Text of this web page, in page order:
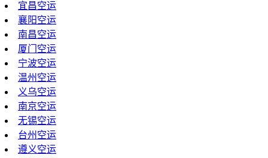
宜昌空运
襄阳空运
南昌空运
厦门空运
宁波空运
温州空运
义乌空运
南京空运
无锡空运
台州空运
遵义空运